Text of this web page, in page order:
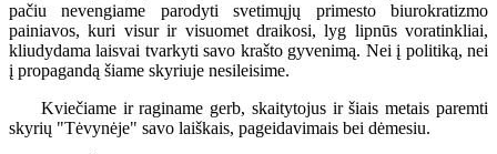
pačiu nevengiame parodyti svetimųjų primesto biurokratizmo
painiavos, kuri visur ir visuomet draikosi, lyg lipnūs voratinkliai,
kliudydama laisvai tvarkyti savo krašto gyvenimą. Nei į politiką, nei
į propagandą šiame skyriuje nesileisime.
Kviečiame ir raginame gerb, skaitytojus ir šiais metais paremti
skyrių "Tėvynėje" savo laiškais, pageidavimais bei dėmesiu.